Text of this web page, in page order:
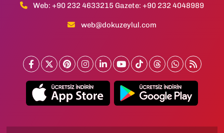
Web: +90 232 4633215 Gazete: +90 232 4048989
web@dokuzeylul.com